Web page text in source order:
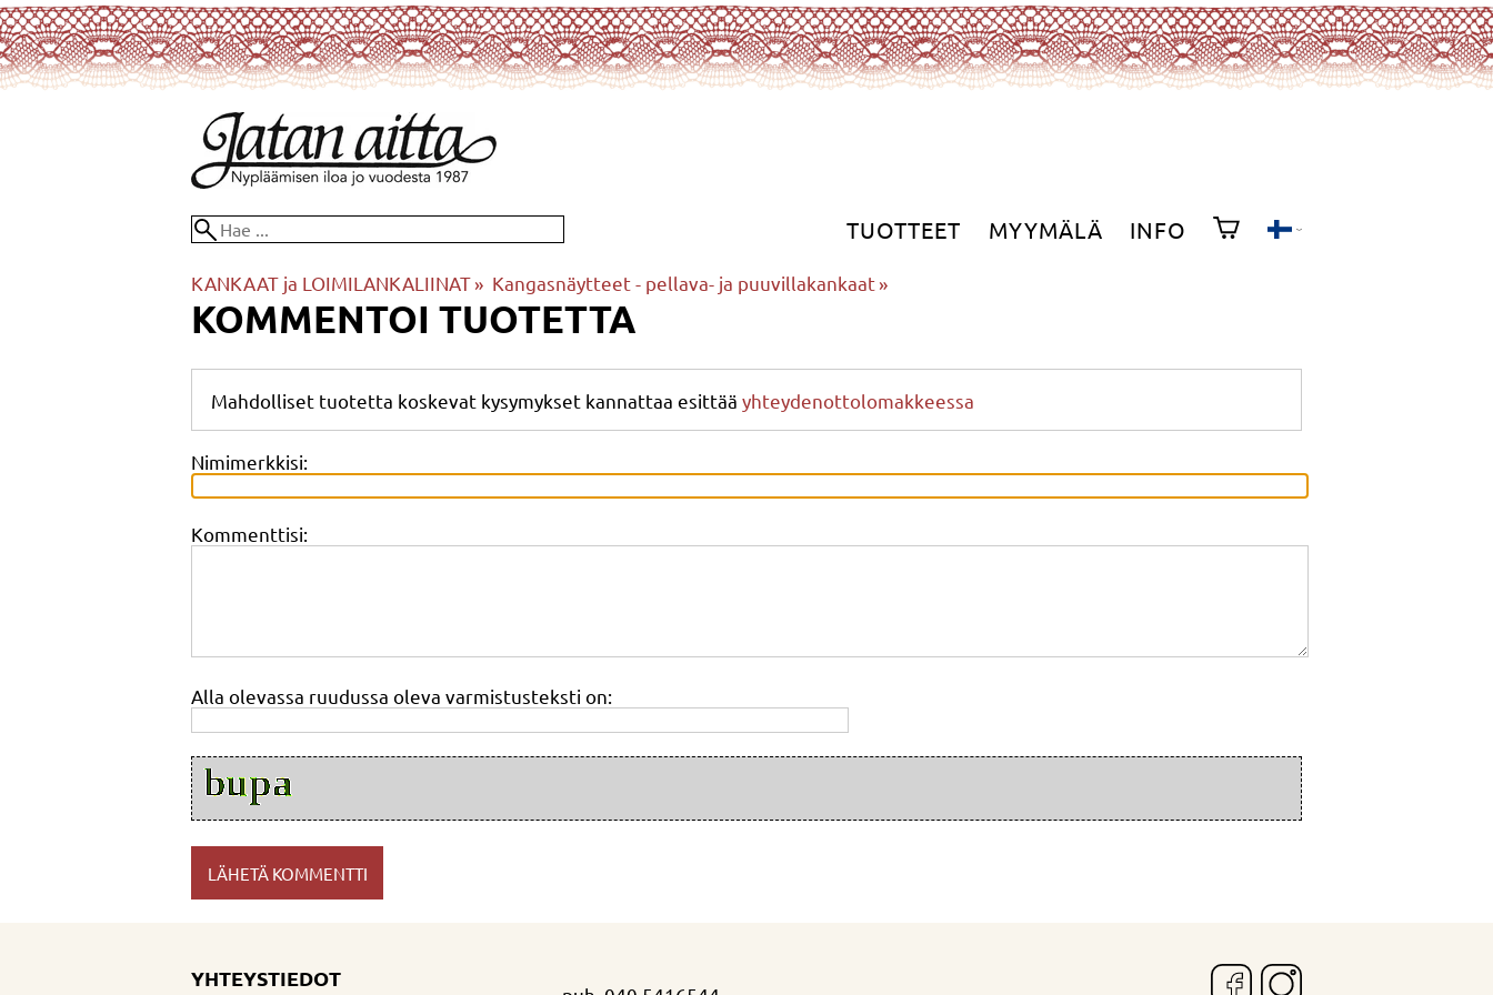
TUOTTEET MYYMÄLÄ INFO
KANKAAT ja LOIMILANKALIINAT‪» Kangasnäytteet - pellava- ja puuvillakankaat ‪»
KOMMENTOI TUOTETTA
Mahdolliset tuotetta koskevat kysymykset kannattaa esittää yhteydenottolomakkeessa
Nimimerkkisi:
Kommenttisi:
Alla olevassa ruudussa oleva varmistusteksti on:
YHTEYSTIEDOT